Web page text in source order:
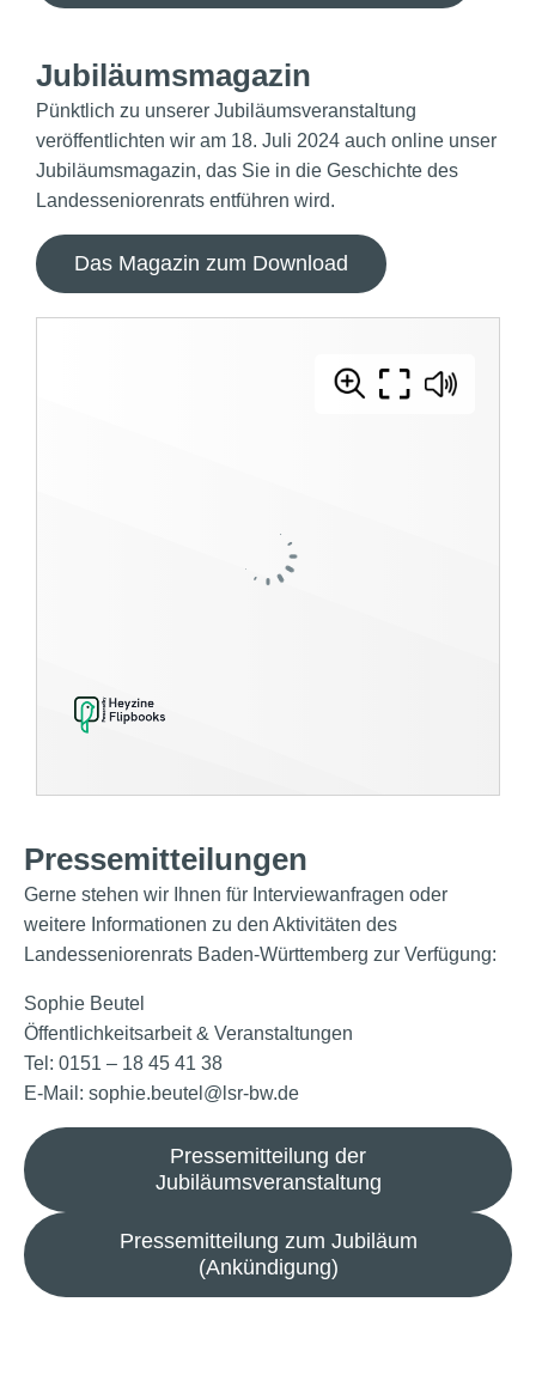
Jubiläumsmagazin
Pünktlich zu unserer Jubiläumsveranstaltung
veröffentlichten wir am 18. Juli 2024 auch online unser
Jubiläumsmagazin, das Sie in die Geschichte des
Landesseniorenrats entführen wird.
Das Magazin zum Download
Pressemitteilungen
Gerne stehen wir Ihnen für Interviewanfragen oder
weitere Informationen zu den Aktivitäten des
Landesseniorenrats Baden-Württemberg zur Verfügung:
Sophie Beutel
Öffentlichkeitsarbeit & Veranstaltungen
Tel: 0151 – 18 45 41 38
E-Mail: sophie.beutel@lsr-bw.de
Pressemitteilung der
Jubiläumsveranstaltung
Pressemitteilung zum Jubiläum
(Ankündigung)